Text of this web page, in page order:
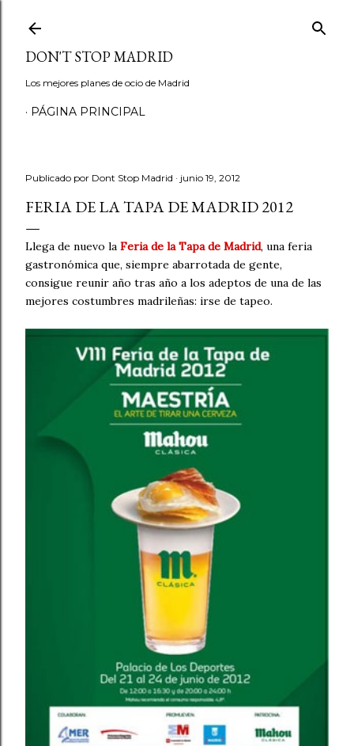
DON'T STOP MADRID
Los mejores planes de ocio de Madrid
PÁGINA PRINCIPAL
Publicado por Dont Stop Madrid junio 19, 2012
FERIA DE LA TAPA DE MADRID 2012
Llega de nuevo la Feria de la Tapa de Madrid, una feria
gastronómica que, siempre abarrotada de gente,
consigue reunir año tras año a los adeptos de una de las
mejores costumbres madrileñas: irse de tapeo.